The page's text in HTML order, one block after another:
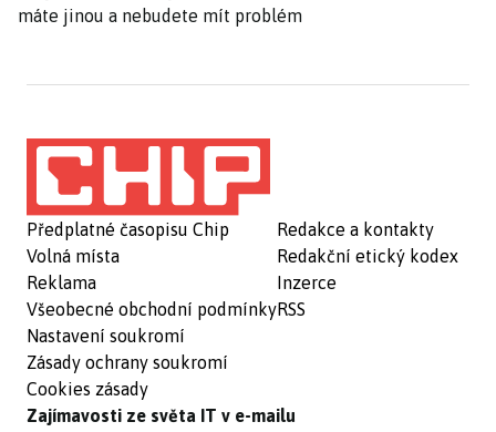
máte jinou a nebudete mít problém
Předplatné časopisu Chip
Volná místa
Reklama
Všeobecné obchodní podmínky
Nastavení soukromí
Zásady ochrany soukromí
Cookies zásady
Redakce a kontakty
Redakční etický kodex
Inzerce
RSS
Zajímavosti ze světa IT v e-mailu